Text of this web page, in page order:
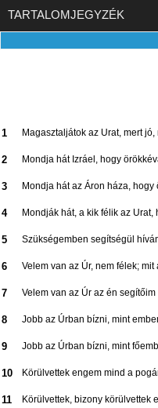
TARTALOMJEGYZÉK
1 Magasztaljátok az Urat, mert
2 Mondja hát Izráel, hogy
3 Mondja hát az Áron háza,
4 Mondják hát, a kik félik az
5 Szükségemben segítségül
6 Velem van az Úr, nem félek;
7 Velem van az Úr az én
8 Jobb az Úrban bízni, mint
9 Jobb az Úrban bízni, mint
10 Körülvettek engem mind a
11 Körülvettek, bizony körülvettek